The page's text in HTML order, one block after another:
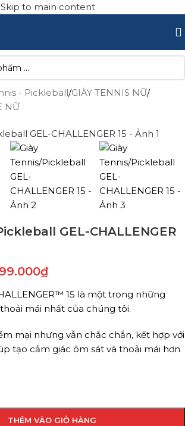
Skip to main content
- Pickleball/GIÀY TENNIS NỮ/
NỮ
GEL-CHALLENGER
₫
15 là một trong những
mái nhất của chúng tôi.
mại nhưng vẫn chắc chắn, kết hợp với
tạo cảm giác ôm sát và thoải mái hơn
THÊM VÀO GIỎ HÀNG